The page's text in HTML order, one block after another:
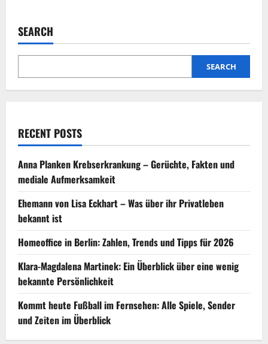
SEARCH
SEARCH
RECENT POSTS
Anna Planken Krebserkrankung – Gerüchte, Fakten und
mediale Aufmerksamkeit
Ehemann von Lisa Eckhart – Was über ihr Privatleben
bekannt ist
Homeoffice in Berlin: Zahlen, Trends und Tipps für 2026
Klara-Magdalena Martinek: Ein Überblick über eine wenig
bekannte Persönlichkeit
Kommt heute Fußball im Fernsehen: Alle Spiele, Sender
und Zeiten im Überblick